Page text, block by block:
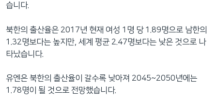
습니다.
북한의 출산율은 2017년 현재 여성 1명 당 1.89명으로 남한의
1.32명보다는 높지만, 세계 평균 2.47명보다는 낮은 것으로 나
타났습니다.
유엔은 북한의 출산율이 갈수록 낮아져 2045~2050년에는
1.78명이 될 것으로 전망했습니다.